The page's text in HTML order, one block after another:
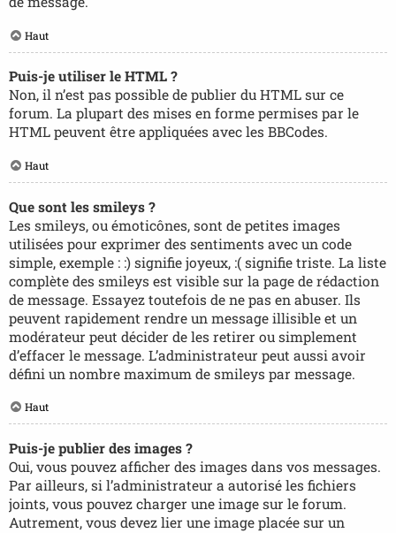
Haut
Puis-je utiliser le HTML ?
Non, il n’est pas possible de publier du HTML sur ce
forum. La plupart des mises en forme permises par le
HTML peuvent être appliquées avec les BBCodes.
Haut
Que sont les smileys ?
Les smileys, ou émoticônes, sont de petites images
utilisées pour exprimer des sentiments avec un code
simple, exemple : :) signifie joyeux, :( signifie triste. La liste
complète des smileys est visible sur la page de rédaction
de message. Essayez toutefois de ne pas en abuser. Ils
peuvent rapidement rendre un message illisible et un
modérateur peut décider de les retirer ou simplement
d’effacer le message. L’administrateur peut aussi avoir
défini un nombre maximum de smileys par message.
Haut
Puis-je publier des images ?
Oui, vous pouvez afficher des images dans vos messages.
Par ailleurs, si l’administrateur a autorisé les fichiers
joints, vous pouvez charger une image sur le forum.
Autrement, vous devez lier une image placée sur un